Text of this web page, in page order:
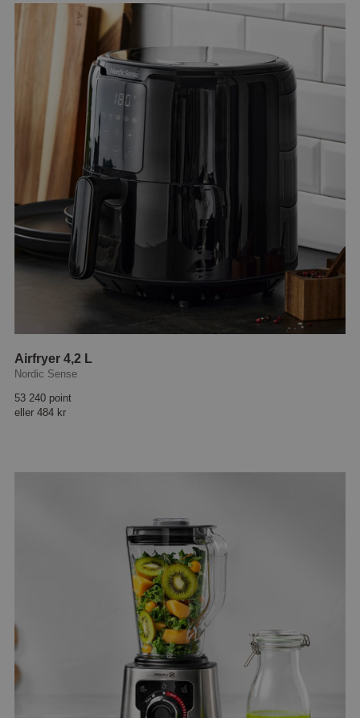
Airfryer 4,2 L
Nordic Sense
53 240 point
eller 484 kr